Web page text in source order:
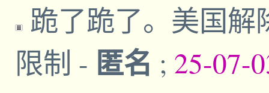
跪了跪了。美国解
限制 - 匿名 ; 25-07-